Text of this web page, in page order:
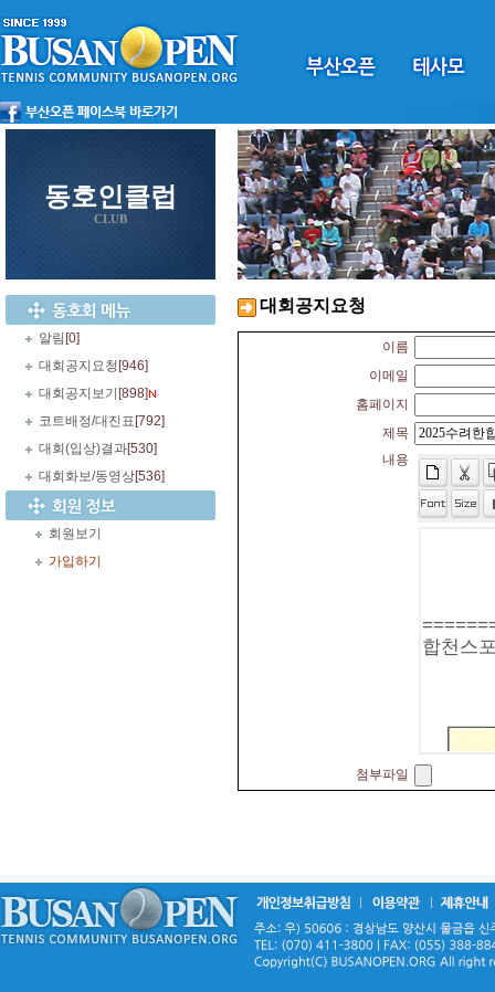
동호인클럽
CLUB
알림 [0]
대회공지요청 [946]
대회공지보기 [898]
코트배정/대진표 [792]
대회(입상)결과[530]
대회화보/동영상[536]
회원보기
가입하기
대회공지요청
이름
이메일
홈페이지
제목
내용
첨부파일